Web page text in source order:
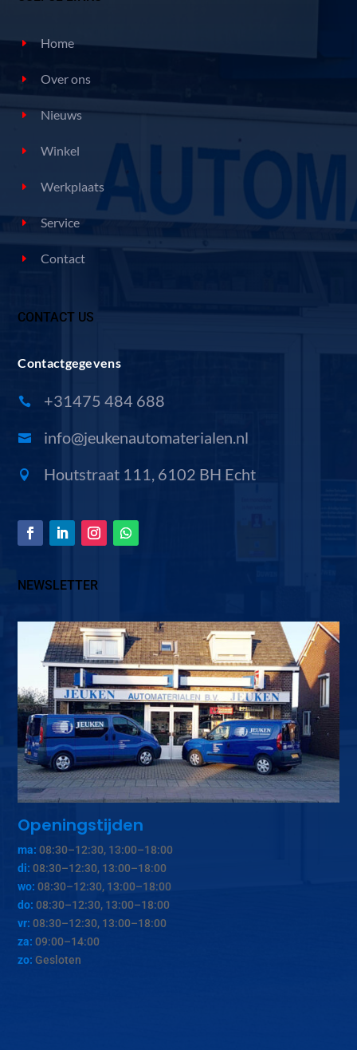
Home
Over ons
Nieuws
Winkel
Werkplaats
Service
Contact
CONTACT US
Contactgegevens
 +31475 484 688
 info@jeukenautomaterialen.nl
 Houtstraat 111, 6102 BH Echt
NEWSLETTER
Openingstijden
ma: 08:30–12:30, 13:00–18:00
di: 08:30–12:30, 13:00–18:00
wo: 08:30–12:30, 13:00–18:00
do: 08:30–12:30, 13:00–18:00
vr: 08:30–12:30, 13:00–18:00
za: 09:00–14:00
zo: Gesloten